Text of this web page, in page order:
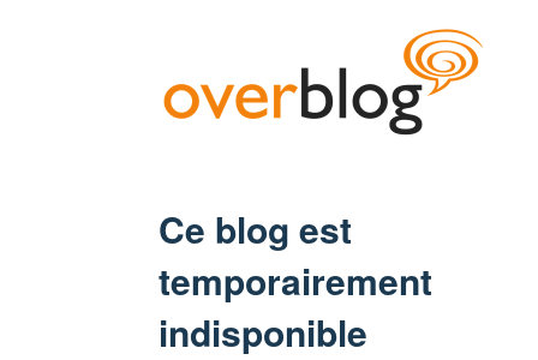
Ce blog est
temporairement
indisponible